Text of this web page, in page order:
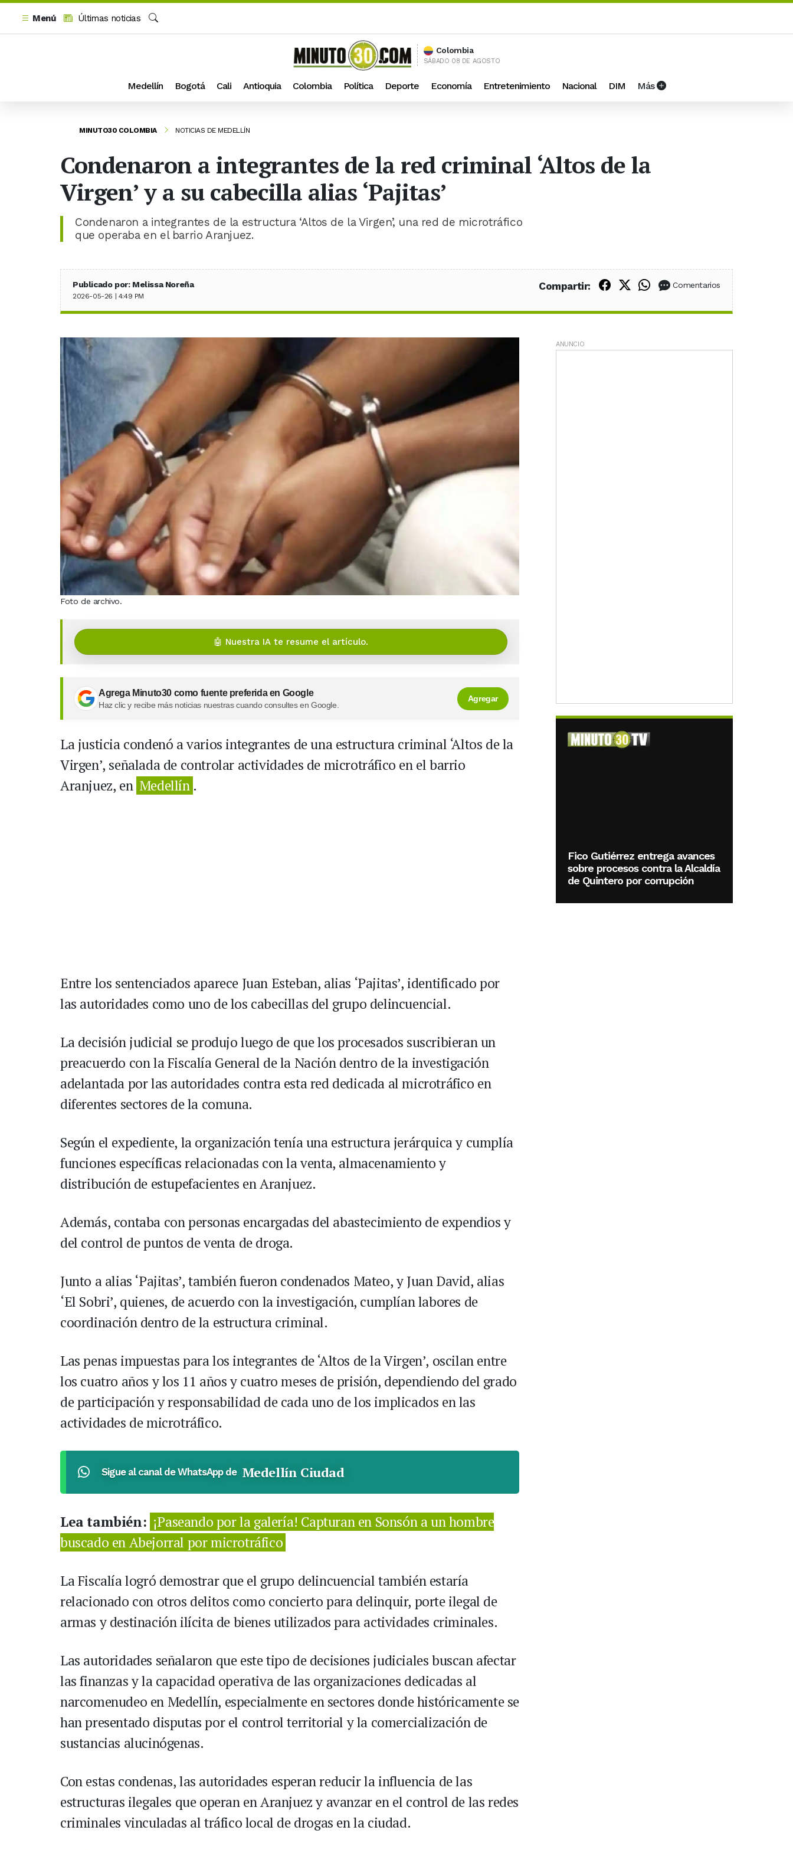
Menú
Últimas noticias
Buscar
Colombia
SÁBADO 08 DE AGOSTO
Medellín Bogotá Cali Antioquia Colombia Política Deporte Economía Entretenimiento Nacional DIM Más
MINUTO30 COLOMBIA NOTICIAS DE MEDELLÍN
Condenaron a integrantes de la red criminal ‘Altos de la
Virgen’ y a su cabecilla alias ‘Pajitas’
Condenaron a integrantes de la estructura ‘Altos de la Virgen’, una red de microtráfico
que operaba en el barrio Aranjuez.
Publicado por: Melissa Noreña
2026-05-26 | 4:49 PM
Compartir: Compartir en Facebook
Compartir en X (Twitter)
Compartir en WhatsApp
Comentarios
Foto de archivo.
🤖 Nuestra IA te resume el artículo.
Agrega Minuto30 como fuente preferida en Google
Haz clic y recibe más noticias nuestras cuando consultes en Google.
Agregar
La justicia condenó a varios integrantes de una estructura criminal ‘Altos de la
Virgen’, señalada de controlar actividades de microtráfico en el barrio
Aranjuez, en Medellín .
Entre los sentenciados aparece Juan Esteban, alias ‘Pajitas’, identificado por
las autoridades como uno de los cabecillas del grupo delincuencial.
La decisión judicial se produjo luego de que los procesados suscribieran un
preacuerdo con la Fiscalía General de la Nación dentro de la investigación
adelantada por las autoridades contra esta red dedicada al microtráfico en
diferentes sectores de la comuna.
Según el expediente, la organización tenía una estructura jerárquica y cumplía
funciones específicas relacionadas con la venta, almacenamiento y
distribución de estupefacientes en Aranjuez.
Además, contaba con personas encargadas del abastecimiento de expendios y
del control de puntos de venta de droga.
Junto a alias ‘Pajitas’, también fueron condenados Mateo, y Juan David, alias
‘El Sobri’, quienes, de acuerdo con la investigación, cumplían labores de
coordinación dentro de la estructura criminal.
Las penas impuestas para los integrantes de ‘Altos de la Virgen’, oscilan entre
los cuatro años y los 11 años y cuatro meses de prisión, dependiendo del grado
de participación y responsabilidad de cada uno de los implicados en las
actividades de microtráfico.
Sigue al canal de WhatsApp de Medellín Ciudad
Lea también: ¡Paseando por la galería! Capturan en Sonsón a un hombre
buscado en Abejorral por microtráfico
La Fiscalía logró demostrar que el grupo delincuencial también estaría
relacionado con otros delitos como concierto para delinquir, porte ilegal de
armas y destinación ilícita de bienes utilizados para actividades criminales.
Las autoridades señalaron que este tipo de decisiones judiciales buscan afectar
las finanzas y la capacidad operativa de las organizaciones dedicadas al
narcomenudeo en Medellín, especialmente en sectores donde históricamente se
han presentado disputas por el control territorial y la comercialización de
sustancias alucinógenas.
Con estas condenas, las autoridades esperan reducir la influencia de las
estructuras ilegales que operan en Aranjuez y avanzar en el control de las redes
criminales vinculadas al tráfico local de drogas en la ciudad.
ANUNCIO
Fico Gutiérrez entrega avances
sobre procesos contra la Alcaldía
de Quintero por corrupción